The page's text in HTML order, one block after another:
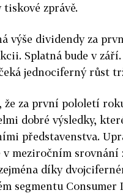
tiskové zprávě.
výše dividendy za
Splatná bude v
jednociferný růst
že za první pololetí
dobré výsledky,
představenstva.
v meziročním srovnání
díky
segmentu Consumer